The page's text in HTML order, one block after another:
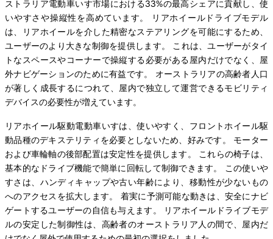
ストラリア電動車いす市場における33%の最高シェアに貢献し、使
いやすさや操縦性を高めています。 リアホイールドライブモデル
は、リアホイールを介した精密なステアリングを可能にするため、
ユーザーのより大きな制御を提供します。 これは、ユーザーがタイ
トなスペースやコーナーで操縦する必要がある屋内だけでなく、屋
外ナビゲーションのために有益です。 オーストラリアの高齢者人口
が著しく成長するにつれて、屋内で独立して運営できるモビリティ
デバイスの必要性が増えています。
リアホイール駆動電動車いすは、使いやすく、フロントホイール駆
動品種のデキステリティを必要としないため、好みです。 モーター
および車輪軸の後部配置は安定性を提供します。 これらの椅子は、
基本的なドライブ機能で簡単に回転して制御できます。 この使いや
すさは、ハンディキャップや古い年齢により、移動性が少ないもの
へのアクセスを拡大します。 着実に予測可能な動きは、安全にナビ
ゲートするユーザーの自信も与えます。 リアホイールドライブモデ
ルの安定した制御性は、高齢者のオーストラリア人の間で、屋内だ